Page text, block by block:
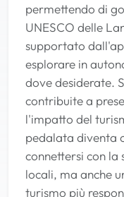
permettendo di
UNESCO delle
supportato
esplorare in
dove desiderate.
contribuite a
l'impatto del
pedalata diventa
connettersi con
locali, ma anche
turismo più